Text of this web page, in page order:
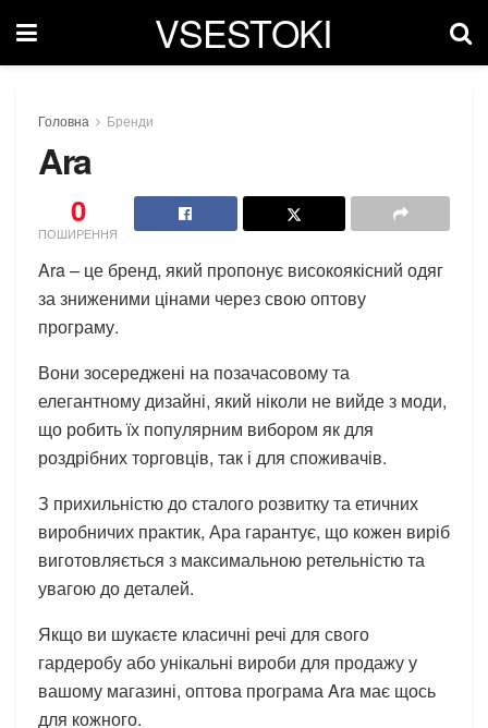
VSESTOKI
Головна Бренди
Ara
0
ПОШИРЕННЯ
Ara – це бренд, який пропонує високоякісний одяг
за зниженими цінами через свою оптову
програму.
Вони зосереджені на позачасовому та
елегантному дизайні, який ніколи не вийде з моди,
що робить їх популярним вибором як для
роздрібних торговців, так і для споживачів.
З прихильністю до сталого розвитку та етичних
виробничих практик, Ара гарантує, що кожен виріб
виготовляється з максимальною ретельністю та
увагою до деталей.
Якщо ви шукаєте класичні речі для свого
гардеробу або унікальні вироби для продажу у
вашому магазині, оптова програма Ara має щось
для кожного.